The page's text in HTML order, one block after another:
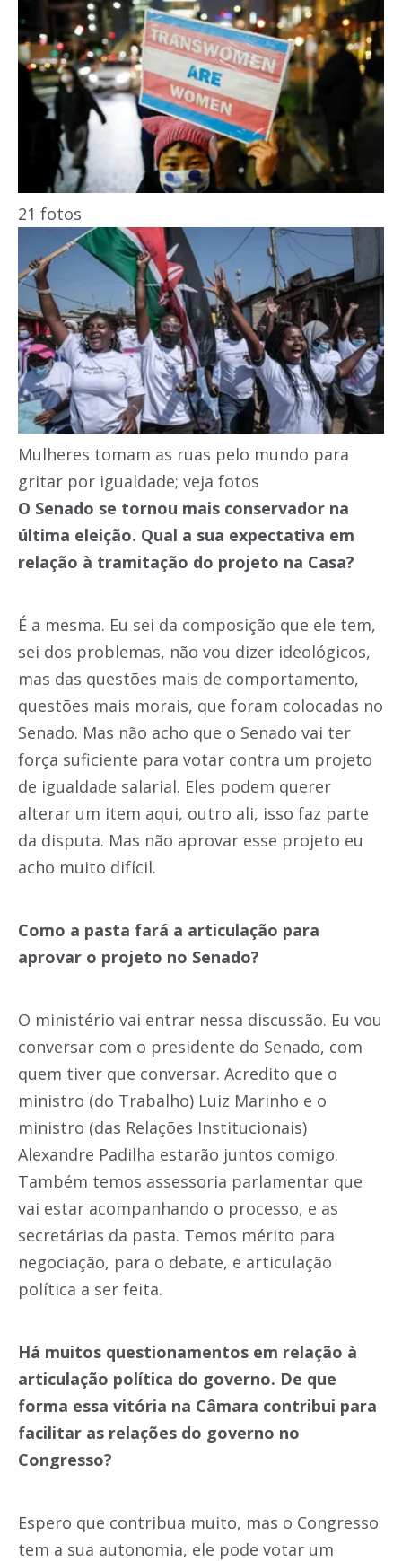
21 fotos
Mulheres tomam as ruas pelo mundo para
gritar por igualdade; veja fotos
O Senado se tornou mais conservador na
última eleição. Qual a sua expectativa em
relação à tramitação do projeto na Casa?
É a mesma. Eu sei da composição que ele tem,
sei dos problemas, não vou dizer ideológicos,
mas das questões mais de comportamento,
questões mais morais, que foram colocadas no
Senado. Mas não acho que o Senado vai ter
força suficiente para votar contra um projeto
de igualdade salarial. Eles podem querer
alterar um item aqui, outro ali, isso faz parte
da disputa. Mas não aprovar esse projeto eu
acho muito difícil.
Como a pasta fará a articulação para
aprovar o projeto no Senado?
O ministério vai entrar nessa discussão. Eu vou
conversar com o presidente do Senado, com
quem tiver que conversar. Acredito que o
ministro (do Trabalho) Luiz Marinho e o
ministro (das Relações Institucionais)
Alexandre Padilha estarão juntos comigo.
Também temos assessoria parlamentar que
vai estar acompanhando o processo, e as
secretárias da pasta. Temos mérito para
negociação, para o debate, e articulação
política a ser feita.
Há muitos questionamentos em relação à
articulação política do governo. De que
forma essa vitória na Câmara contribui para
facilitar as relações do governo no
Congresso?
Espero que contribua muito, mas o Congresso
tem a sua autonomia, ele pode votar um